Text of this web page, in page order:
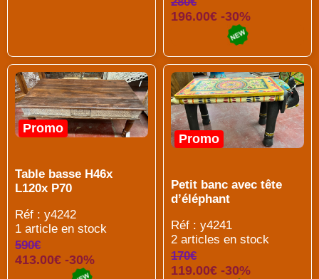
196.00€ -30%
Promo
Table basse H46x
L120x P70
Réf : y4242
1 article en stock
590€
413.00€ -30%
Promo
Petit banc avec tête
d’éléphant
Réf : y4241
2 articles en stock
170€
119.00€ -30%